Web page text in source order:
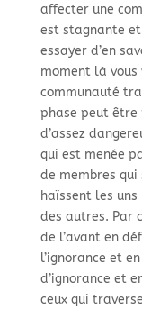
affecter une
est stagnante
essayer d’en
moment là vous
communauté
phase peut être
d’assez
qui est menée
de membres
haïssent les
des autres. Par
de l’avant en
l’ignorance et
d’ignorance et
ceux qui